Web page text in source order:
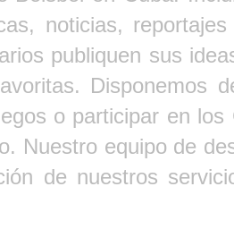
noticias,
publiquen sus
Disponemos
o participar en
Nuestro equipo de
de nuestros